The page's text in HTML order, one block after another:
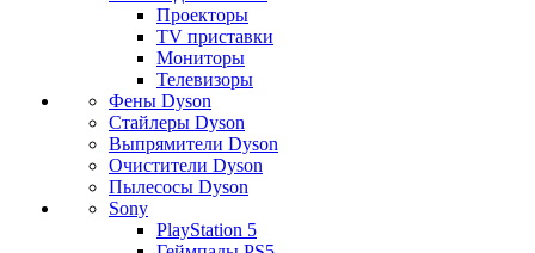
Проекторы
TV приставки
Мониторы
Телевизоры
Фены Dyson
Стайлеры Dyson
Выпрямители Dyson
Очистители Dyson
Пылесосы Dyson
Sony
PlayStation 5